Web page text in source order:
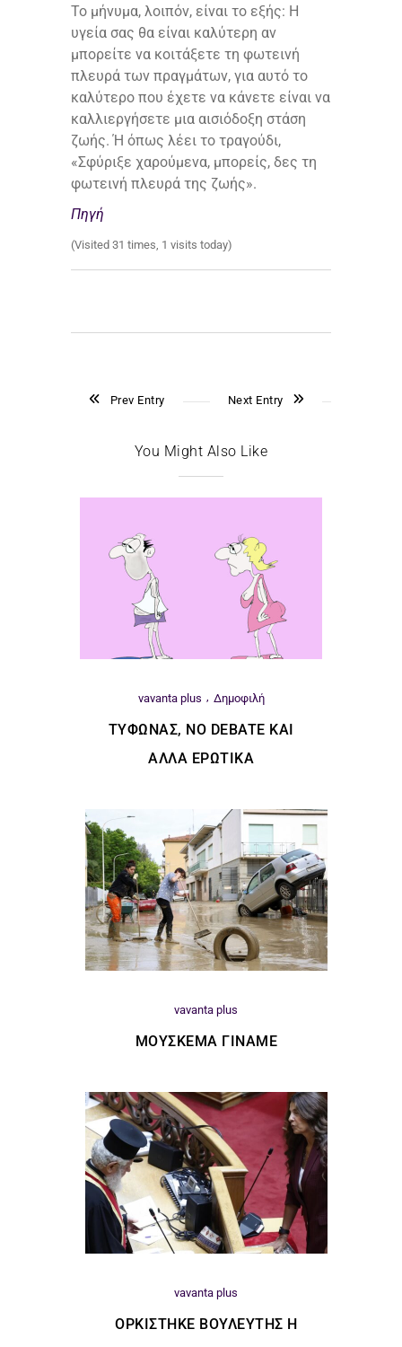
Το μήνυμα, λοιπόν, είναι το εξής: Η
υγεία σας θα είναι καλύτερη αν
μπορείτε να κοιτάξετε τη φωτεινή
πλευρά των πραγμάτων, για αυτό το
καλύτερο που έχετε να κάνετε είναι να
καλλιεργήσετε μια αισιόδοξη στάση
ζωής. Ή όπως λέει το τραγούδι,
«Σφύριξε χαρούμενα, μπορείς, δες τη
φωτεινή πλευρά της ζωής».
Πηγή
(Visited 31 times, 1 visits today)
Prev Entry Next Entry
You Might Also Like
vavanta plus Δημοφιλή
ΤΥΦΏΝΑΣ, ΝΟ DEBATE ΚΑΙ
ΆΛΛΑ ΕΡΩΤΙΚΆ
vavanta plus
ΜΟΎΣΚΕΜΑ ΓΊΝΑΜΕ
vavanta plus
ΟΡΚΊΣΤΗΚΕ ΒΟΥΛΕΥΤΉΣ Η